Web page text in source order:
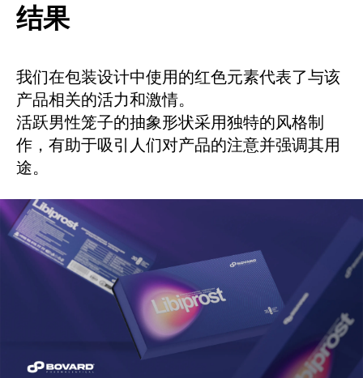
结果
我们在包装设计中使用的红色元素代表了与该
产品相关的活力和激情。
活跃男性笼子的抽象形状采用独特的风格制
作，有助于吸引人们对产品的注意并强调其用
途。